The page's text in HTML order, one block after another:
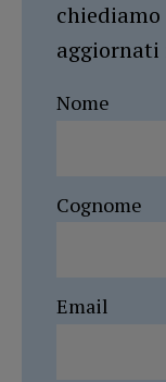
Nome
Cognome
Email